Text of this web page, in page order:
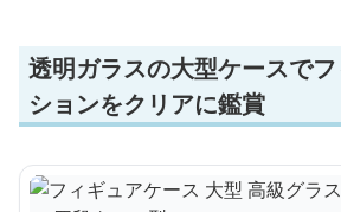
透明ガラスの大型ケースで
ションをクリアに鑑賞